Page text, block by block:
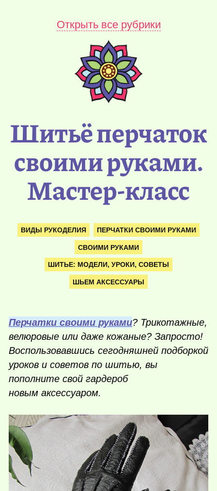
Открыть все рубрики
Шитьё перчаток
своими руками.
Мастер-класс
ВИДЫ РУКОДЕЛИЯ ПЕРЧАТКИ СВОИМИ РУКАМИ
СВОИМИ РУКАМИ
ШИТЬЕ: МОДЕЛИ, УРОКИ, СОВЕТЫ
ШЬЕМ АКСЕССУАРЫ
Перчатки своими руками? Трикотажные,
велюровые или даже кожаные? Запросто!
Воспользовавшись сегодняшней подборкой
уроков и советов по шитью, вы
пополните свой гардероб
новым аксессуаром.